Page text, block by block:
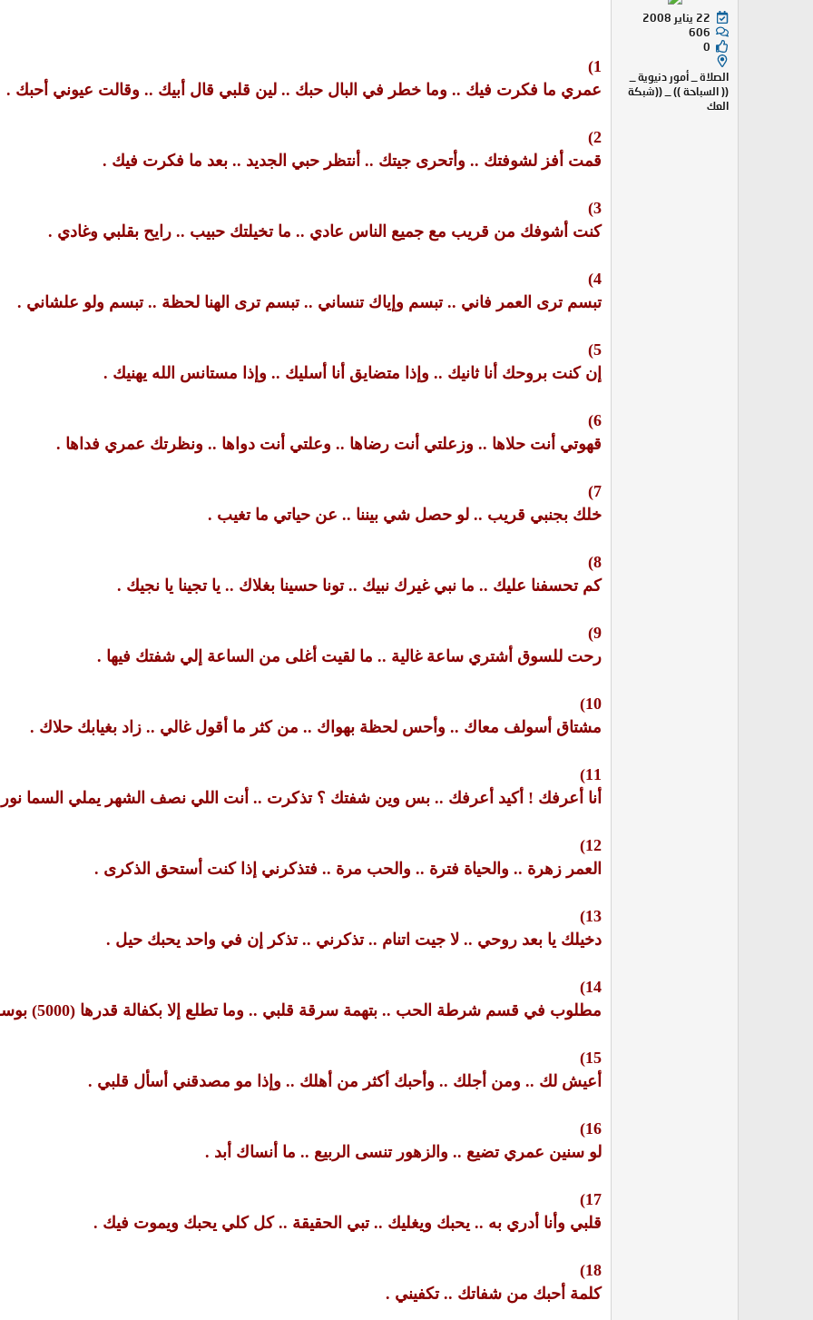
22 يناير 2008
606
0
الصلاة _ أمور دنيوية _
(( السباحة )) _ ((شبكة
العك
1)
عمري ما فكرت فيك .. وما خطر في البال حبك .. لين قلبي قال أبيك .. وقالت عيوني أحبك .
2)
قمت أفز لشوفتك .. وأتحرى جيتك .. أنتظر حبي الجديد .. بعد ما فكرت فيك .
3)
كنت أشوفك من قريب مع جميع الناس عادي .. ما تخيلتك حبيب .. رايح بقلبي وغادي .
4)
تبسم ترى العمر فاني .. تبسم وإياك تنساني .. تبسم ترى الهنا لحظة .. تبسم ولو علشاني .
5)
إن كنت بروحك أنا ثانيك .. وإذا متضايق أنا أسليك .. وإذا مستانس الله يهنيك .
6)
قهوتي أنت حلاها .. وزعلتي أنت رضاها .. وعلتي أنت دواها .. ونظرتك عمري فداها .
7)
خلك بجنبي قريب .. لو حصل شي بيننا .. عن حياتي ما تغيب .
8)
كم تحسفنا عليك .. ما نبي غيرك نبيك .. تونا حسينا بغلاك .. يا تجينا يا نجيك .
9)
رحت للسوق أشتري ساعة غالية .. ما لقيت أغلى من الساعة إلي شفتك فيها .
10)
مشتاق أسولف معاك .. وأحس لحظة بهواك .. من كثر ما أقول غالي .. زاد بغيابك حلاك .
11)
أنا أعرفك ! أكيد أعرفك .. بس وين شفتك ؟ تذكرت .. أنت اللي نصف الشهر يملي السما
12)
العمر زهرة .. والحياة فترة .. والحب مرة .. فتذكرني إذا كنت أستحق الذكرى .
13)
دخيلك يا بعد روحي .. لا جيت اتنام .. تذكرني .. تذكر إن في واحد يحبك حيل .
14)
مطلوب في قسم شرطة الحب .. بتهمة سرقة قلبي .. وما تطلع إلا بكفالة قدرها (5000) بوسه .
15)
أعيش لك .. ومن أجلك .. وأحبك أكثر من أهلك .. وإذا مو مصدقني أسأل قلبي .
16)
لو سنين عمري تضيع .. والزهور تنسى الربيع .. ما أنساك أبد .
17)
قلبي وأنا أدري به .. يحبك ويغليك .. تبي الحقيقة .. كل كلي يحبك ويموت فيك .
18)
كلمة أحبك من شفاتك .. تكفيني .